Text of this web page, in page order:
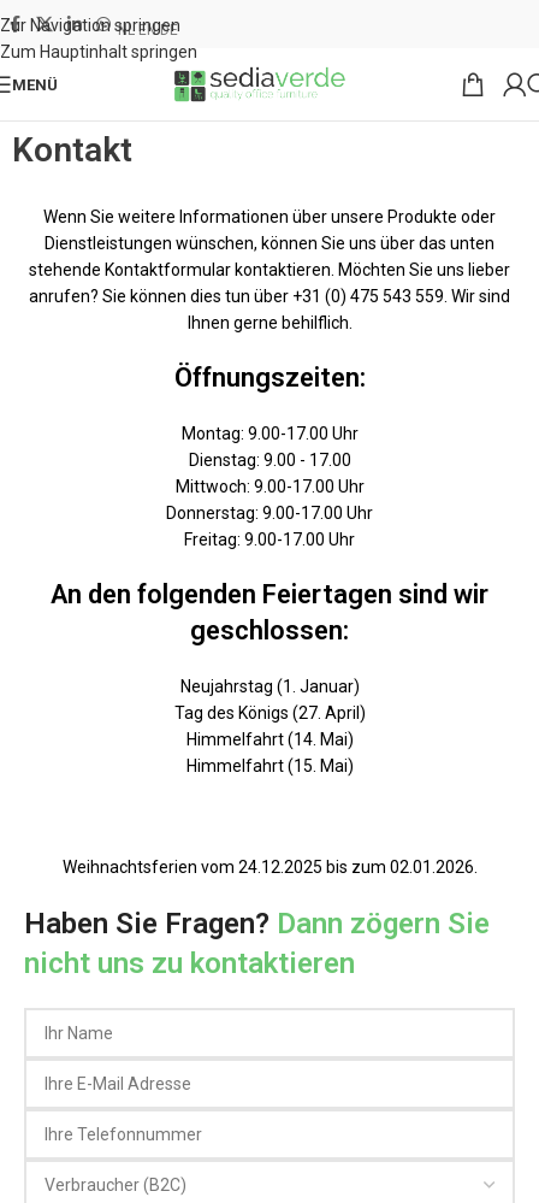
Zur Navigation springen
Zum Hauptinhalt springen
NL ENDE
MENÜ
Kontakt
Wenn Sie weitere Informationen über unsere Produkte oder
Dienstleistungen wünschen, können Sie uns über das unten
stehende Kontaktformular kontaktieren. Möchten Sie uns lieber
anrufen? Sie können dies tun über +31 (0) 475 543 559 . Wir sind
Ihnen gerne behilflich.
Öffnungszeiten:
Montag: 9.00-17.00 Uhr
Dienstag: 9.00 - 17.00
Mittwoch: 9.00-17.00 Uhr
Donnerstag: 9.00-17.00 Uhr
Freitag: 9.00-17.00 Uhr
An den folgenden Feiertagen sind wir
geschlossen:
Neujahrstag (1. Januar)
Tag des Königs (27. April)
Himmelfahrt (14. Mai)
Himmelfahrt (15. Mai)
Weihnachtsferien vom 24.12.2025 bis zum 02.01.2026.
Haben Sie Fragen? Dann zögern Sie
nicht uns zu kontaktieren